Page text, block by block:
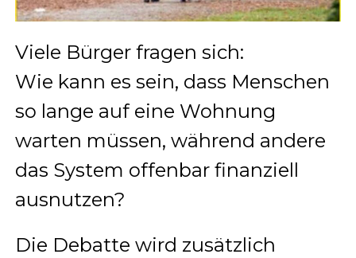
Viele Bürger fragen sich:
Wie kann es sein, dass Menschen
so lange auf eine Wohnung
warten müssen, während andere
das System offenbar finanziell
ausnutzen?
Die Debatte wird zusätzlich